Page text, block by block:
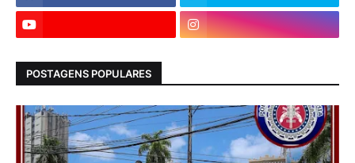
POSTAGENS POPULARES